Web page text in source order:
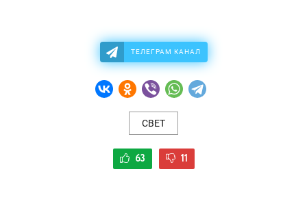
ТЕЛЕГРАМ КАНАЛ
СВЕТ
63 11